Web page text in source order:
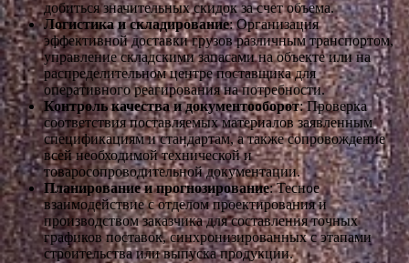
добиться значительных скидок за счет объема.
Логистика и складирование: Организация
эффективной доставки грузов различным транспортом,
управление складскими запасами на объекте или на
распределительном центре поставщика для
оперативного реагирования на потребности.
Контроль качества и документооборот: Проверка
соответствия поставляемых материалов заявленным
спецификациям и стандартам, а также сопровождение
всей необходимой технической и
товаросопроводительной документации.
Планирование и прогнозирование: Тесное
взаимодействие с отделом проектирования и
производством заказчика для составления точных
графиков поставок, синхронизированных с этапами
строительства или выпуска продукции.